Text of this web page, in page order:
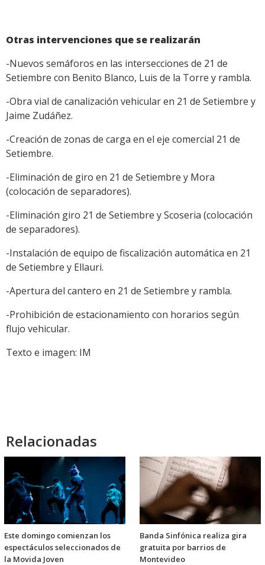
Otras intervenciones que se realizarán
-Nuevos semáforos en las intersecciones de 21 de
Setiembre con Benito Blanco, Luis de la Torre y rambla.
-Obra vial de canalización vehicular en 21 de Setiembre y
Jaime Zudáñez.
-Creación de zonas de carga en el eje comercial 21 de
Setiembre.
-Eliminación de giro en 21 de Setiembre y Mora
(colocación de separadores).
-Eliminación giro 21 de Setiembre y Scoseria (colocación
de separadores).
-Instalación de equipo de fiscalización automática en 21
de Setiembre y Ellauri.
-Apertura del cantero en 21 de Setiembre y rambla.
-Prohibición de estacionamiento con horarios según
flujo vehicular.
Texto e imagen: IM
Relacionadas
Este domingo comienzan los
espectáculos seleccionados de
la Movida Joven
Banda Sinfónica realiza gira
gratuita por barrios de
Montevideo